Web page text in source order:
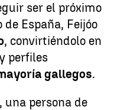
ser el próximo
España, Feijóo
, convirtiéndolo en
perfiles
gallegos.
, una persona de